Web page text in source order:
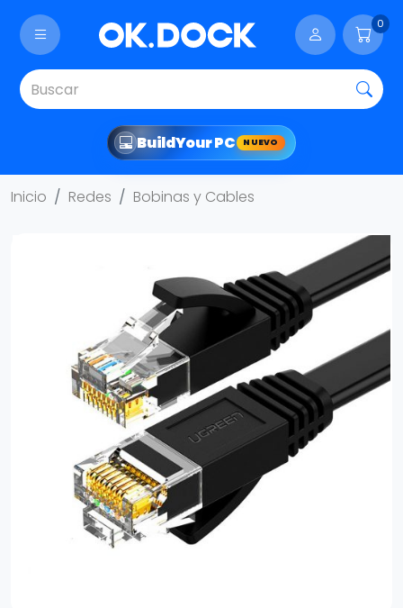
0
BuildYour PC NUEVO
Inicio Redes Bobinas y Cables